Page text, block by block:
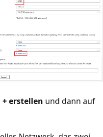
erstellen und dann auf